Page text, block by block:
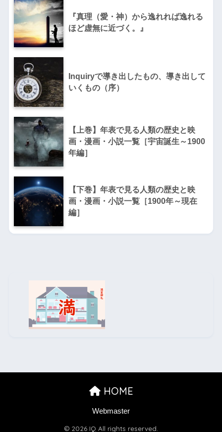
『真理（愛・神）から逸れれば逸れる
ほど虚無に近づく。』
Inquiryで導き出したもの、導き出して
いくもの（序）
【上巻】年表で見る人類の歴史と映
画・漫画・小説一覧［宇宙誕生～1900
年編］
【下巻】年表で見る人類の歴史と映
画・漫画・小説一覧［1900年～現在
編］
HOME
Webmaster
© 2026 IQ All rights reserved.